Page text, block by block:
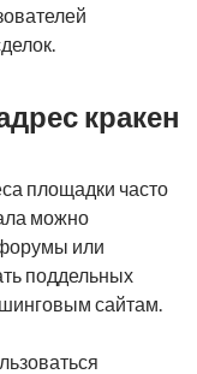
кракен
площадки часто
можно
или
поддельных
сайтам.